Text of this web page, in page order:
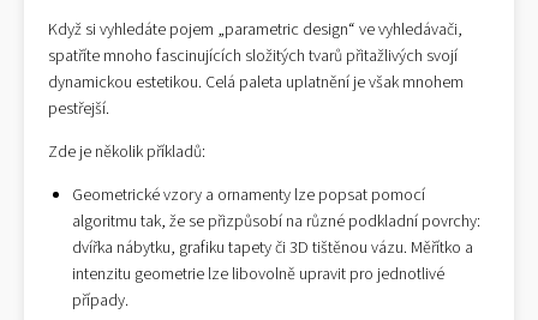
Když si vyhledáte pojem „parametric design“ ve vyhledávači,
spatříte mnoho fascinujících složitých tvarů přitažlivých svojí
dynamickou estetikou. Celá paleta uplatnění je však mnohem
pestřejší.
Zde je několik příkladů:
Geometrické vzory a ornamenty lze popsat pomocí
algoritmu tak, že se přizpůsobí na různé podkladní povrchy:
dvířka nábytku, grafiku tapety či 3D tištěnou vázu. Měřítko a
intenzitu geometrie lze libovolně upravit pro jednotlivé
případy.